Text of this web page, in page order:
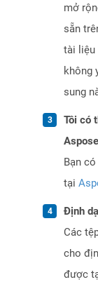
mở
sẵn
tài liệu
không
sung
Tôi có
Bạn
tại
Định
Các
cho
được